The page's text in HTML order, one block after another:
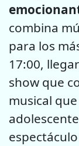
combina
para los
17:00,
show que
musical